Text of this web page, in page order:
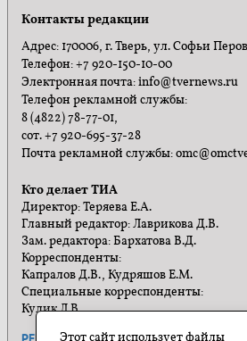
Контакты редакции
Адрес: 170006, г. Тверь, ул. Софьи
Телефон: +7 920-150-10-00
Электронная почта: info@tvernews.ru
Телефон рекламной службы:
8 (4822) 78-77-01,
сот. +7 920-695-37-28
Почта рекламной службы:
Кто делает ТИА
Директор: Теряева Е.А.
Главный редактор: Лаврикова Д.В.
Зам. редактора: Бархатова В.Д.
Корреспонденты:
Капралов Д.В., Кудряшов Е.М.
Специальные корреспонденты:
Кулик Л.В.